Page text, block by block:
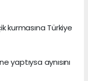
kurmasına Türkiye
yaptıysa aynısını